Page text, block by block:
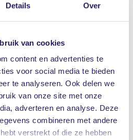
Details Over
van cookies
content en advertenties te
voor social media te bieden
te analyseren. Ook delen we
van onze site met onze
adverteren en analyse. Deze
combineren met andere
verstrekt of die ze hebben
meeverzekerd op de
het gastgezin. Zij worden
van vluchtelingen heeft
In geval van schade
huis